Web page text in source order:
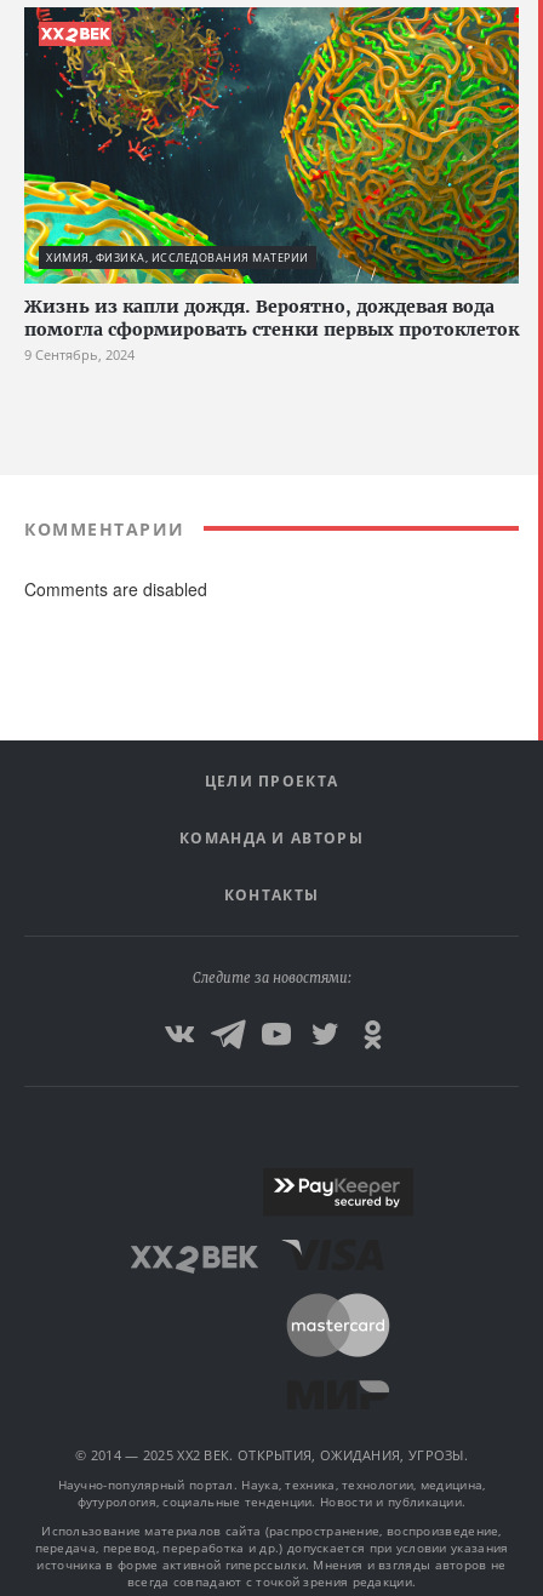
ХИМИЯ, ФИЗИКА, ИССЛЕДОВАНИЯ МАТЕРИИ
Жизнь из капли дождя. Вероятно, дождевая вода
помогла сформировать стенки первых протоклеток
9 Сентябрь, 2024
КОММЕНТАРИИ
Comments are disabled
ЦЕЛИ ПРОЕКТА
КОМАНДА И АВТОРЫ
КОНТАКТЫ
Следите за новостями:
© 2014 — 2025 XX2 ВЕК. ОТКРЫТИЯ, ОЖИДАНИЯ, УГРОЗЫ.
Научно-популярный портал. Наука, техника, технологии, медицина,
футурология, социальные тенденции. Новости и публикации.
Использование материалов сайта (распространение, воспроизведение,
передача, перевод, переработка и др.) допускается при условии указания
источника в форме активной гиперссылки. Мнения и взгляды авторов не
всегда совпадают с точкой зрения редакции.